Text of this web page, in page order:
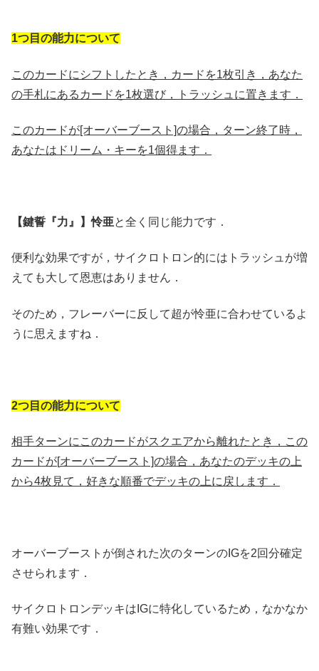
1つ目の能力について
このカードにシフトしたとき，カードを1枚引き，あなた
の手札にあるカードを1枚選び，トラッシュに置きます．
このカードが[オーバーブースト]の場合，ターン終了時，
あなたはドリーム・キーを1個得ます．
【鍵誓『力』】怜亜と全く同じ能力です．
便利な効果ですが，サイクロトロン的にはトラッシュが増
えても大して恩恵はありません．
そのため，フレーバーに反して超が怜亜に合わせているよ
うに思えますね．
2つ目の能力について
相手ターンにこのカードがスクエアから離れたとき，この
カードが[オーバーブースト]の場合，あなたのデッキの上
から4枚見て，好きな順番でデッキの上に戻します．
オーバーブーストが倒された次のターンのIGを2回分確定
させられます．
サイクロトロンデッキはIGに特化しているため，なかなか
有難い効果です．